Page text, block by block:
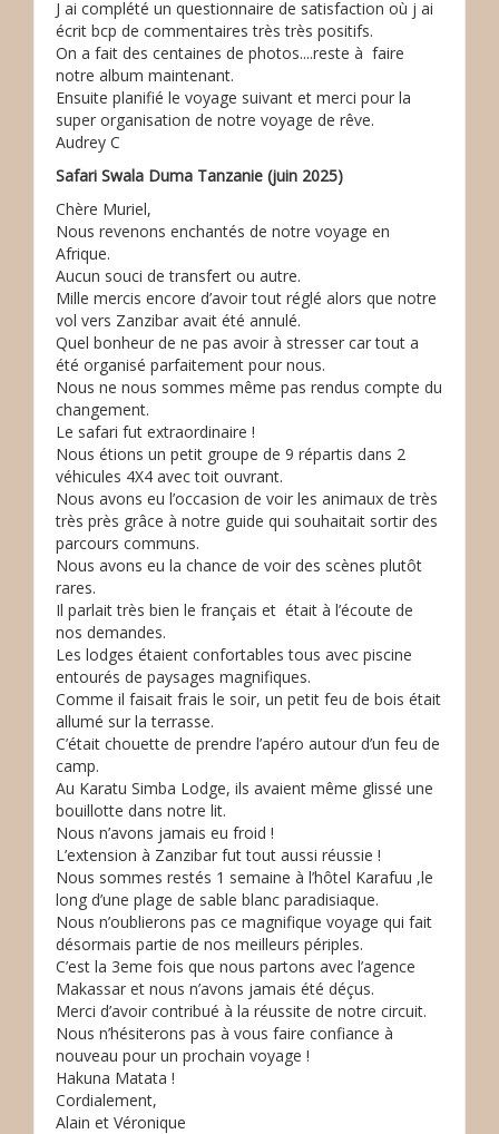
J ai complété un questionnaire de satisfaction où j ai
écrit bcp de commentaires très très positifs.
On a fait des centaines de photos....reste à faire
notre album maintenant.
Ensuite planifié le voyage suivant et merci pour la
super organisation de notre voyage de rêve.
Audrey C
Safari Swala Duma Tanzanie (juin 2025)
Chère Muriel,
Nous revenons enchantés de notre voyage en
Afrique.
Aucun souci de transfert ou autre.
Mille mercis encore d’avoir tout réglé alors que notre
vol vers Zanzibar avait été annulé.
Quel bonheur de ne pas avoir à stresser car tout a
été organisé parfaitement pour nous.
Nous ne nous sommes même pas rendus compte du
changement.
Le safari fut extraordinaire !
Nous étions un petit groupe de 9 répartis dans 2
véhicules 4X4 avec toit ouvrant.
Nous avons eu l’occasion de voir les animaux de très
très près grâce à notre guide qui souhaitait sortir des
parcours communs.
Nous avons eu la chance de voir des scènes plutôt
rares.
Il parlait très bien le français et était à l’écoute de
nos demandes.
Les lodges étaient confortables tous avec piscine
entourés de paysages magnifiques.
Comme il faisait frais le soir, un petit feu de bois était
allumé sur la terrasse.
C’était chouette de prendre l’apéro autour d’un feu de
camp.
Au Karatu Simba Lodge, ils avaient même glissé une
bouillotte dans notre lit.
Nous n’avons jamais eu froid !
L’extension à Zanzibar fut tout aussi réussie !
Nous sommes restés 1 semaine à l’hôtel Karafuu ,le
long d’une plage de sable blanc paradisiaque.
Nous n’oublierons pas ce magnifique voyage qui fait
désormais partie de nos meilleurs périples.
C’est la 3eme fois que nous partons avec l’agence
Makassar et nous n’avons jamais été déçus.
Merci d’avoir contribué à la réussite de notre circuit.
Nous n’hésiterons pas à vous faire confiance à
nouveau pour un prochain voyage !
Hakuna Matata !
Cordialement,
Alain et Véronique